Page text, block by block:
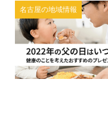
名古屋の地域情報